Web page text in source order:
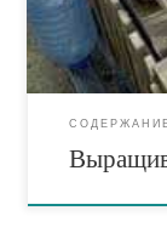
птичнике за
партии при […]